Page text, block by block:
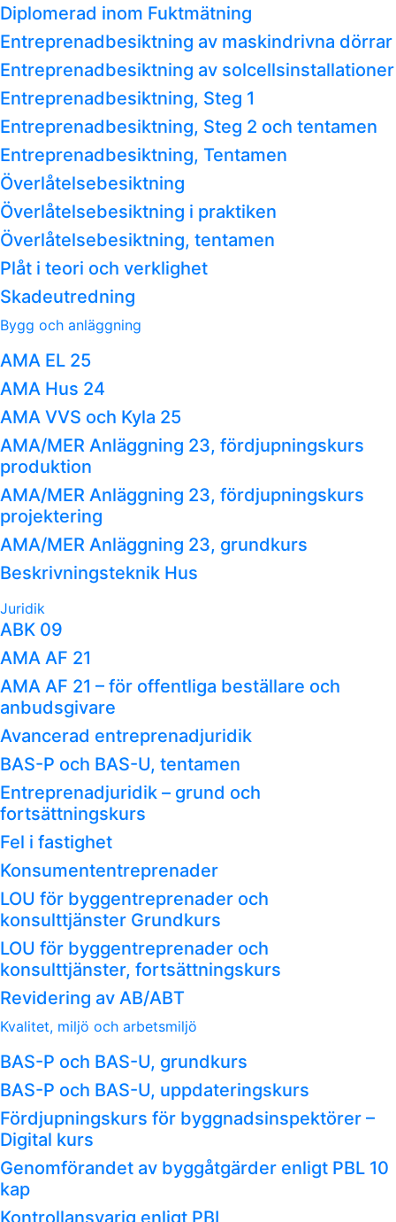
Diplomerad inom Fuktmätning
Entreprenadbesiktning av maskindrivna dörrar
Entreprenadbesiktning av solcellsinstallationer
Entreprenadbesiktning, Steg 1
Entreprenadbesiktning, Steg 2 och tentamen
Entreprenadbesiktning, Tentamen
Överlåtelsebesiktning
Överlåtelsebesiktning i praktiken
Överlåtelsebesiktning, tentamen
Plåt i teori och verklighet
Skadeutredning
Bygg och anläggning
AMA EL 25
AMA Hus 24
AMA VVS och Kyla 25
AMA/MER Anläggning 23, fördjupningskurs
produktion
AMA/MER Anläggning 23, fördjupningskurs
projektering
AMA/MER Anläggning 23, grundkurs
Beskrivningsteknik Hus
Juridik
ABK 09
AMA AF 21
AMA AF 21 – för offentliga beställare och
anbudsgivare
Avancerad entreprenadjuridik
BAS-P och BAS-U, tentamen
Entreprenadjuridik – grund och
fortsättningskurs
Fel i fastighet
Konsumententreprenader
LOU för byggentreprenader och
konsulttjänster Grundkurs
LOU för byggentreprenader och
konsulttjänster, fortsättningskurs
Revidering av AB/ABT
Kvalitet, miljö och arbetsmiljö
BAS-P och BAS-U, grundkurs
BAS-P och BAS-U, uppdateringskurs
Fördjupningskurs för byggnadsinspektörer –
Digital kurs
Genomförandet av byggåtgärder enligt PBL 10
kap
Kontrollansvarig enligt PBL